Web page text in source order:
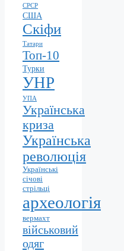
СРСР
США
Скіфи
Татари
Топ-10
Турки
УНР
УПА
Українська
криза
Українська
революція
Українські
січові
стрільці
археологія
вермахт
військовий
одяг